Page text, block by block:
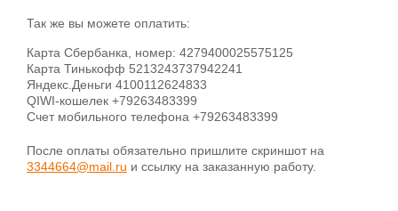
Так же вы можете оплатить:
Карта Сбербанка, номер: 4279400025575125
Карта Тинькофф 5213243737942241
Яндекс.Деньги 4100112624833
QIWI-кошелек +79263483399
Счет мобильного телефона +79263483399
После оплаты обязательно пришлите скриншот на
3344664@mail.ru и ссылку на заказанную работу.